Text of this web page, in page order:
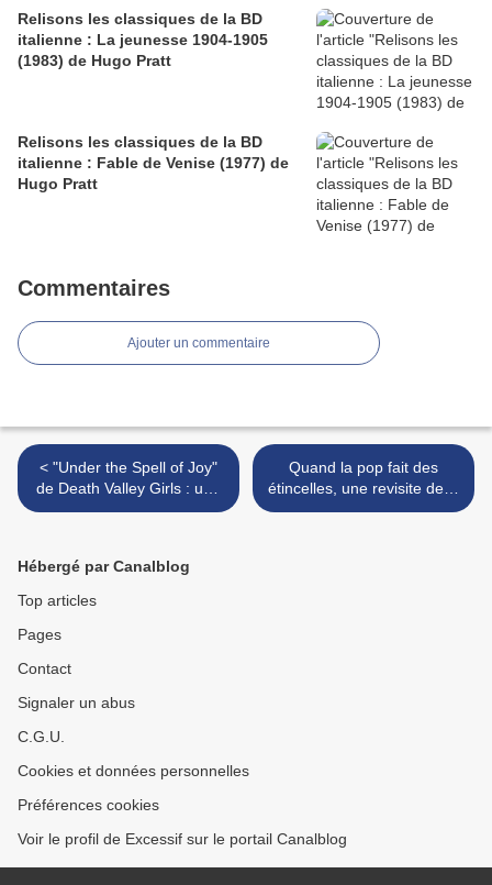
Relisons les classiques de la BD
italienne : La jeunesse 1904-1905
(1983) de Hugo Pratt
Relisons les classiques de la BD
italienne : Fable de Venise (1977) de
Hugo Pratt
Commentaires
Ajouter un commentaire
< "Under the Spell of Joy"
de Death Valley Girls : une
célébration !
Quand la pop fait des
étincelles, une revisite de la
discographie de Sparks :
Hébergé par Canalblog
Top articles
Pages
Contact
Signaler un abus
C.G.U.
Cookies et données personnelles
Préférences cookies
Voir le profil de Excessif sur le portail Canalblog